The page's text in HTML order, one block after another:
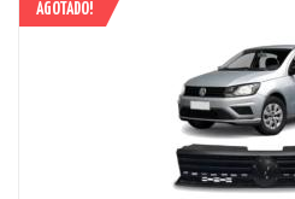
AGOTADO!